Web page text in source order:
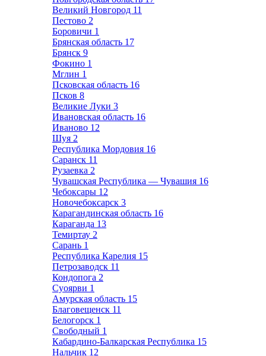
Великий Новгород 11
Пестово 2
Боровичи 1
Брянская область 17
Брянск 9
Фокино 1
Мглин 1
Псковская область 16
Псков 8
Великие Луки 3
Ивановская область 16
Иваново 12
Шуя 2
Республика Мордовия 16
Саранск 11
Рузаевка 2
Чувашская Республика — Чувашия 16
Чебоксары 12
Новочебоксарск 3
Карагандинская область 16
Караганда 13
Темиртау 2
Сарань 1
Республика Карелия 15
Петрозаводск 11
Кондопога 2
Суоярви 1
Амурская область 15
Благовещенск 11
Белогорск 1
Свободный 1
Кабардино-Балкарская Республика 15
Нальчик 12